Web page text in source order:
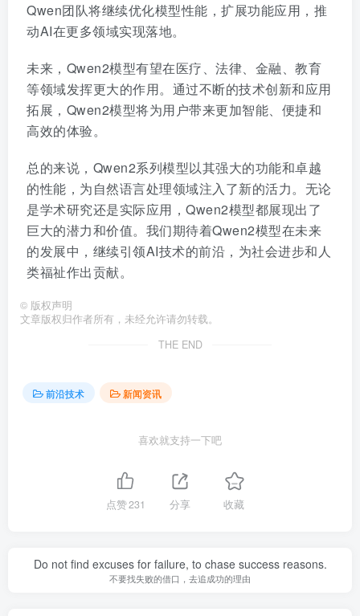
Qwen团队将继续优化模型性能，扩展功能应用，推
动AI在更多领域实现落地。
未来，Qwen2模型有望在医疗、法律、金融、教育
等领域发挥更大的作用。通过不断的技术创新和应用
拓展，Qwen2模型将为用户带来更加智能、便捷和
高效的体验。
总的来说，Qwen2系列模型以其强大的功能和卓越
的性能，为自然语言处理领域注入了新的活力。无论
是学术研究还是实际应用，Qwen2模型都展现出了
巨大的潜力和价值。我们期待着Qwen2模型在未来
的发展中，继续引领AI技术的前沿，为社会进步和人
类福祉作出贡献。
© 版权声明
文章版权归作者所有，未经允许请勿转载。
THE END
前沿技术 新闻资讯
喜欢就支持一下吧
点赞231 分享 收藏
Do not find excuses for failure, to chase success reasons.
不要找失败的借口，去追成功的理由